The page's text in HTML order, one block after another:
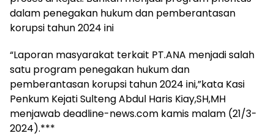
dalam penegakan hukum dan pemberantasan
korupsi tahun 2024 ini
“Laporan masyarakat terkait PT.ANA menjadi salah
satu program penegakan hukum dan
pemberantasan korupsi tahun 2024 ini,”kata Kasi
Penkum Kejati Sulteng Abdul Haris Kiay,SH,MH
menjawab deadline-news.com kamis malam (21/3-
2024).***